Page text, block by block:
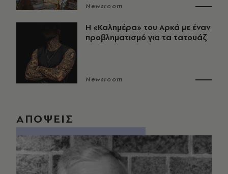
Newsroom
Η «Καλημέρα» του Αρκά με έναν
προβληματισμό για τα τατουάζ
Newsroom
ΑΠΟΨΕΙΣ